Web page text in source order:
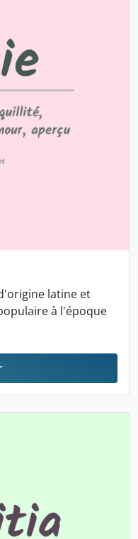
latine et
à l'époque